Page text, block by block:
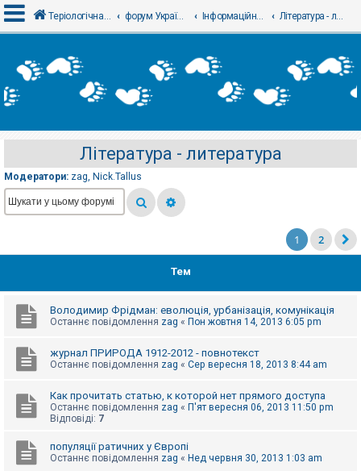
х
і
е
є
с
т
р
Т
м
б
з
п
в
д
Теріологічна школа форум Українського теріологічного товариства Інформаційний відділ Література - литература
Література - литература
Модератори: zag, Nick.Tallus
1 2
Тем
Володимир Фрідман: еволюція, урбанізація, комунікація
Останнє повідомлення zag « Пон жовтня 14, 2013 6:05 pm
журнал ПРИРОДА 1912-2012 - повнотекст
Останнє повідомлення zag « Сер вересня 18, 2013 8:44 am
Как прочитать статью, к которой нет прямого доступа
Останнє повідомлення zag « П'ят вересня 06, 2013 11:50 pm
Відповіді: 7
популяції ратичних у Європі
Останнє повідомлення zag « Нед червня 30, 2013 1:03 am